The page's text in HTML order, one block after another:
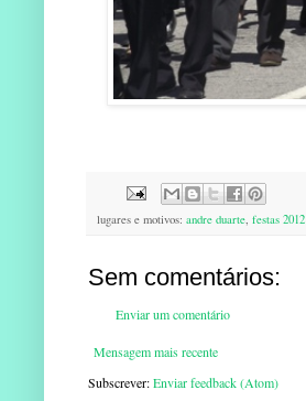
lugares e motivos: andre duarte, festas 2012
Sem comentários:
Enviar um comentário
Mensagem mais recente
Subscrever:Enviar feedback (Atom)